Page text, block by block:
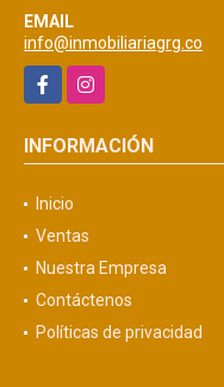
EMAIL
info@inmobiliariagrg.co
FacebookInstagram
INFORMACIÓN
Inicio
Ventas
Nuestra Empresa
Contáctenos
Políticas de privacidad